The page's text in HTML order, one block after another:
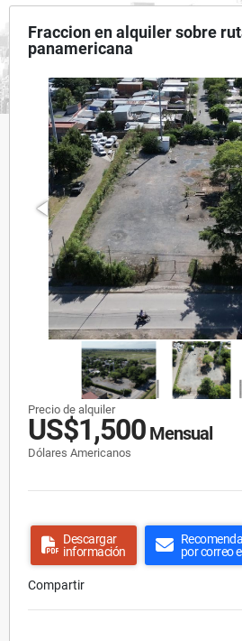
Fraccion en alquiler sobre
panamericana
Precio de alquiler
US$1,500 Mensual
Dólares Americanos
Descargar
información
por correo
Compartir